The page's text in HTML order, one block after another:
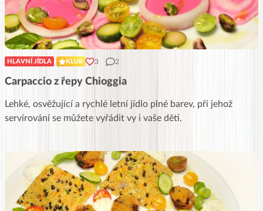
HLAVNÍ JÍDLA KLUB 3 2
Carpaccio z řepy Chioggia
Lehké, osvěžující a rychlé letní jídlo plné barev, při jehož
servírování se můžete vyřádit vy i vaše děti.